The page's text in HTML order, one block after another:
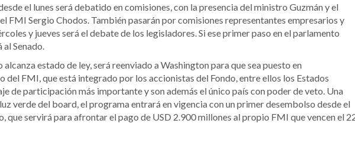
el lunes será debatido en comisiones, con la presencia del ministro Guzmán y el
FMI Sergio Chodos. También pasarán por comisiones representantes empresarios y
y jueves será el debate de los legisladores. Si ese primer paso en el parlamento
Senado.
estado de ley, será reenviado a Washington para que sea puesto en
FMI, que está integrado por los accionistas del Fondo, entre ellos los Estados
de participación más importante y son además el único país con poder de veto. Una
verde del board, el programa entrará en vigencia con un primer desembolso desde el
que servirá para afrontar el pago de USD 2.900 millones al propio FMI que vencen el